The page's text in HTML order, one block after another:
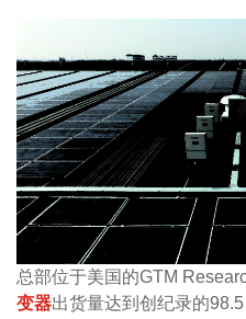
总部位于美国的GTM
变器出货量达到创纪录的